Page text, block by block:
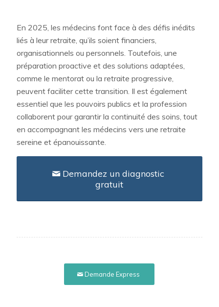
En 2025, les médecins font face à des défis inédits
liés à leur retraite, qu’ils soient financiers,
organisationnels ou personnels. Toutefois, une
préparation proactive et des solutions adaptées,
comme le mentorat ou la retraite progressive,
peuvent faciliter cette transition. Il est également
essentiel que les pouvoirs publics et la profession
collaborent pour garantir la continuité des soins, tout
en accompagnant les médecins vers une retraite
sereine et épanouissante.
Demandez un diagnostic
gratuit
Demande Express